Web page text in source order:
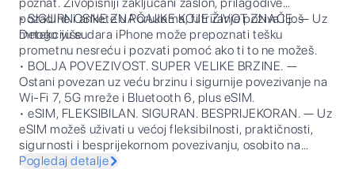
pozadine i ankete u Porukama, filtriranje poziva i još
mnogo više.
• SIGURNOSNE ZNAČAJKE KOJE ŽIVOT ZNAČE. — Uz
Detekciju sudara iPhone može prepoznati tešku
prometnu nesreću i pozvati pomoć ako ti to ne možeš.
• BOLJA POVEZIVOST. SUPER VELIKE BRZINE. —
Ostani povezan uz veću brzinu i sigurnije povezivanje na
Wi-Fi 7, 5G mreže i Bluetooth 6, plus eSIM.
• eSIM, FLEKSIBILAN. SIGURAN. BESPRIJEKORAN. — Uz
eSIM možeš uživati u većoj fleksibilnosti, praktičnosti,
sigurnosti i besprijekornom povezivanju, osobito na
međunarodnim putovanjima.
Pogledaj detalje